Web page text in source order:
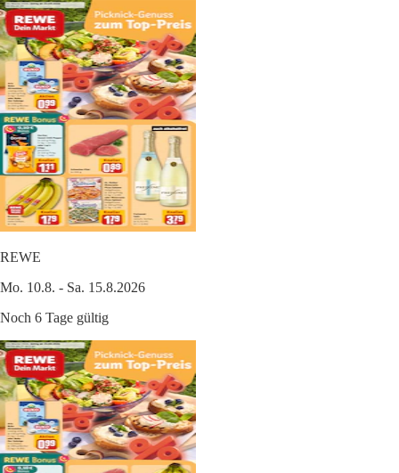
REWE
Mo. 10.8. - Sa. 15.8.2026
Noch 6 Tage gültig